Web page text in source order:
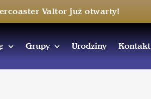
Valtor już otwarty!
Grupy Urodziny Kontakt